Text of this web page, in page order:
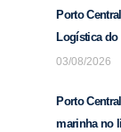
Porto
Logística do
03/08/2026
Porto
marinha no